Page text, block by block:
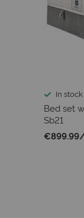
In stock
Bed set
Sb21
€899.99